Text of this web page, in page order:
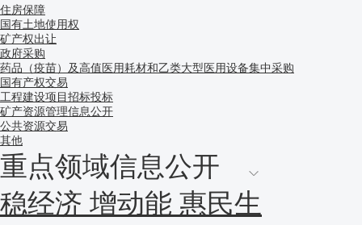
住房保障
国有土地使用权
矿产权出让
政府采购
药品（疫苗）及高值医用耗材和乙类大型医用设备集中采购
国有产权交易
工程建设项目招标投标
矿产资源管理信息公开
公共资源交易
其他
重点领域信息公开
稳经济 增动能 惠民生